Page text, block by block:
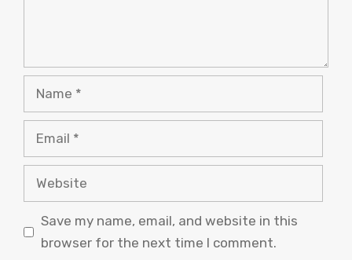
Name
Email
Website
Save my name, email, and website in this
browser for the next time I comment.